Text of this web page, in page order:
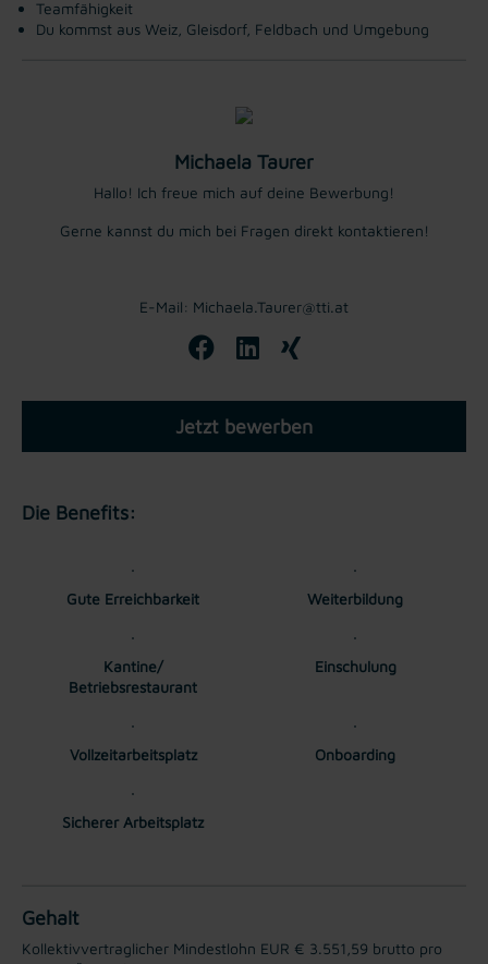
Teamfähigkeit
Du kommst aus Weiz, Gleisdorf, Feldbach und Umgebung
Michaela Taurer
Hallo! Ich freue mich auf deine Bewerbung!
Gerne kannst du mich bei Fragen direkt kontaktieren!
E-Mail: Michaela.Taurer@tti.at
Jetzt bewerben
Die Benefits:
Gute Erreichbarkeit Weiterbildung
Kantine/
Betriebsrestaurant
Einschulung
Vollzeitarbeitsplatz Onboarding
Sicherer Arbeitsplatz
Gehalt
Kollektivvertraglicher Mindestlohn EUR € 3.551,59 brutto pro